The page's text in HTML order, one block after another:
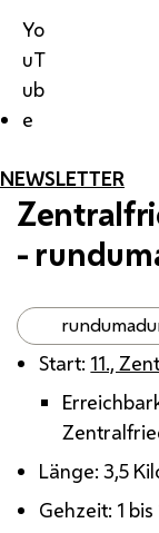
Yo
uT
ub
e
NEWSLETTER
-
Start: 11.,
Länge: 3,5
Gehzeit: 1